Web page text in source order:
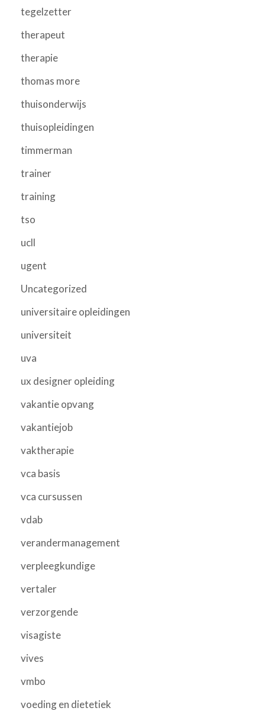
tegelzetter
therapeut
therapie
thomas more
thuisonderwijs
thuisopleidingen
timmerman
trainer
training
tso
ucll
ugent
Uncategorized
universitaire opleidingen
universiteit
uva
ux designer opleiding
vakantie opvang
vakantiejob
vaktherapie
vca basis
vca cursussen
vdab
verandermanagement
verpleegkundige
vertaler
verzorgende
visagiste
vives
vmbo
voeding en dietetiek